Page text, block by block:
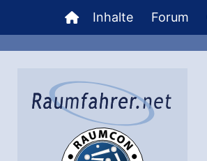
Inhalt
springen
Inhalte Forum